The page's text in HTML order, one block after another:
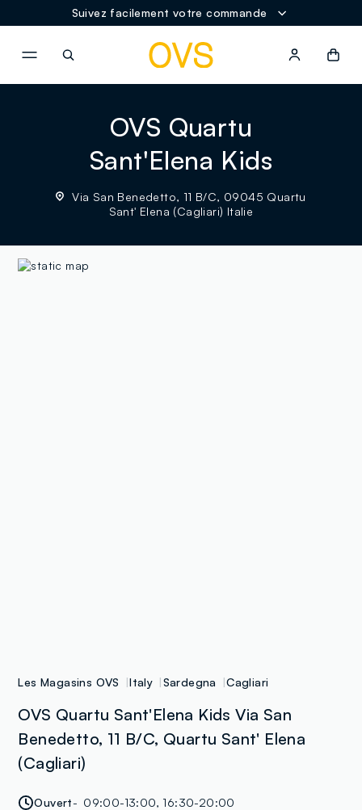
Suivez facilement votre commande
OVS Quartu
Sant'Elena Kids
Via San Benedetto, 11 B/C, 09045 Quartu
Sant' Elena (Cagliari) Italie
Les Magasins OVS Italy Sardegna Cagliari
OVS Quartu Sant'Elena Kids Via San
Benedetto, 11 B/C, Quartu Sant' Elena
(Cagliari)
Ouvert 09:00-13:00, 16:30-20:00